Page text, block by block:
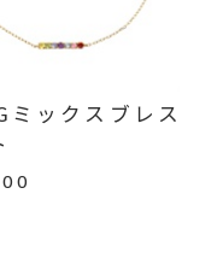
日以内にメールに
お品と異なる場合
だきます。
連絡ください。
担いたしますの
ミックスブレス